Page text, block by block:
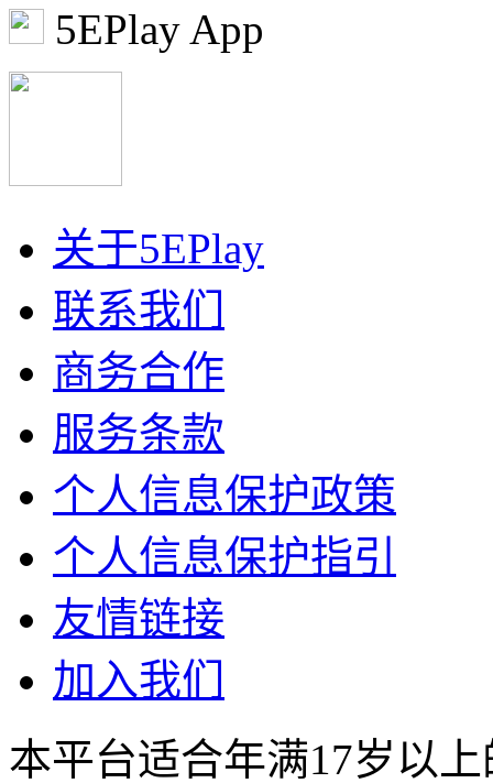
5EPlay App
关于5EPlay
联系我们
商务合作
服务条款
个人信息保护政策
个人信息保护指引
友情链接
加入我们
本平台适合年满17岁以